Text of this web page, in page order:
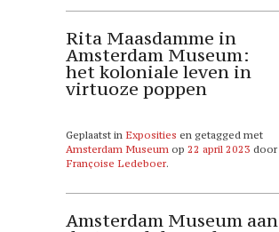
Rita Maasdamme in
Amsterdam Museum:
het koloniale leven in
virtuoze poppen
Geplaatst in Exposities en getagged met
Amsterdam Museum op 22 april 2023 door
Françoise Ledeboer.
Amsterdam Museum aan